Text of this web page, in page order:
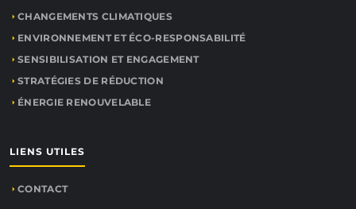
CHANGEMENTS CLIMATIQUES
ENVIRONNEMENT ET ÉCO-RESPONSABILITÉ
SENSIBILISATION ET ENGAGEMENT
STRATÉGIES DE RÉDUCTION
ÉNERGIE RENOUVELABLE
LIENS UTILES
CONTACT